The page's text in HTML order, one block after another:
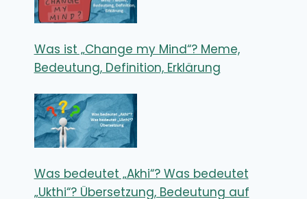
Was ist „Change my Mind“? Meme,
Bedeutung, Definition, Erklärung
Was bedeutet „Akhi“? Was bedeutet
„Ukthi“? Übersetzung, Bedeutung auf